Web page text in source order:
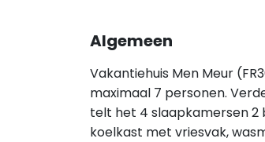
Algemeen
Vakantiehuis Men Meur
maximaal 7 personen.
telt het 4 slaapkamersen 2
koelkast met vriesvak,